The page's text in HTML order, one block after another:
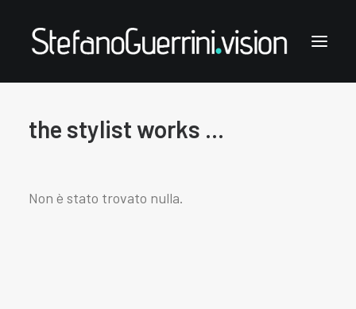
Stefano Guerrini
the style notes
the stylist works ...
Non è stato trovato nulla.